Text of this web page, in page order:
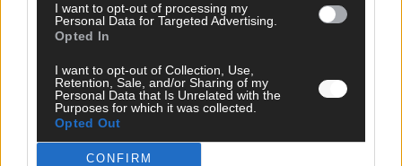
I want to opt-out of processing my
Personal Data for Targeted Advertising.
Opted In
I want to opt-out of Collection, Use,
Retention, Sale, and/or Sharing of my
Personal Data that Is Unrelated with the
Purposes for which it was collected.
Opted Out
CONFIRM